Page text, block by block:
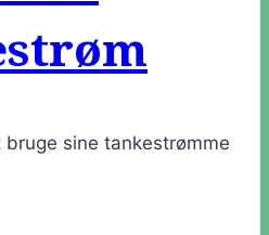
sine tankestrømme